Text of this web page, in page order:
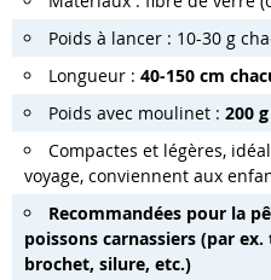
Poids à lancer : 10-30 g
Longueur : 40-150 cm
Poids avec moulinet : 200
Compactes et légères,
voyage, conviennent aux
Recommandées pour la
poissons carnassiers (par
brochet, silure, etc.)